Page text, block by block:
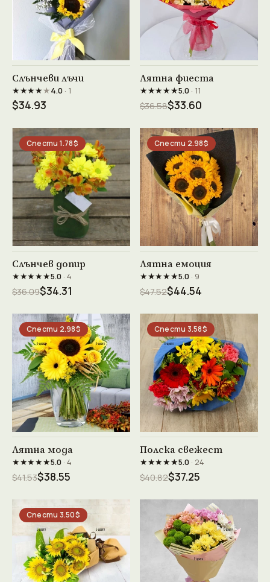
Виж продукта →
Слънчеви лъчи
★★★★★4.0· 1
$34.93
Виж продукта →
Лятна фиеста
★★★★★5.0· 11
$36.58$33.60
Спести 1.78$
Виж продукта →
Слънчев допир
★★★★★5.0· 4
$36.09$34.31
Спести 2.98$
Виж продукта →
Лятна емоция
★★★★★5.0· 9
$47.52$44.54
Спести 2.98$
Виж продукта →
Лятна мода
★★★★★5.0· 4
$41.53$38.55
Спести 3.58$
Виж продукта →
Полска свежест
★★★★★5.0· 24
$40.82$37.25
Спести 3.50$